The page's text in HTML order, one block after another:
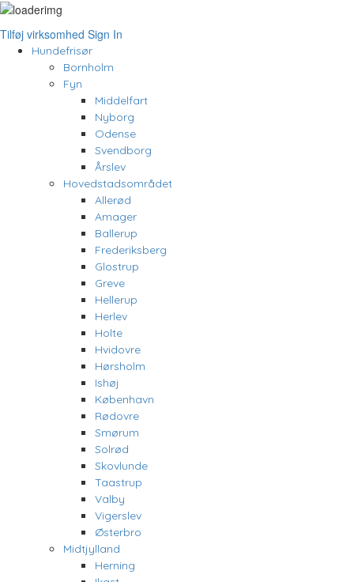
Tilføj virksomhed Sign In
Hundefrisør
Bornholm
Fyn
Middelfart
Nyborg
Odense
Svendborg
Årslev
Hovedstadsområdet
Allerød
Amager
Ballerup
Frederiksberg
Glostrup
Greve
Hellerup
Herlev
Holte
Hvidovre
Hørsholm
Ishøj
København
Rødovre
Smørum
Solrød
Skovlunde
Taastrup
Valby
Vigerslev
Østerbro
Midtjylland
Herning